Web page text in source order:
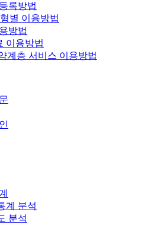
록방법
별 이용방법
방법
이용방법
계층 서비스 이용방법
계 분석
분석